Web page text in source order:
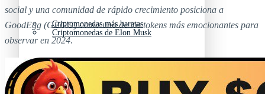
Criptomonedas más baratas
Criptomonedas más volátiles
Criptomonedas de Elon Musk
Criptomonedas más baratas
social y una comunidad de rápido crecimiento posiciona a
GoodEgg (GEGG) como uno de los tokens más emocionantes para
observar en 2024.